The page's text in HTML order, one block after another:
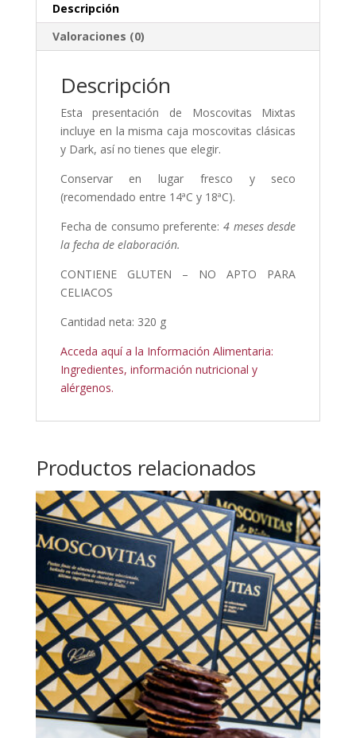
Descripción
Valoraciones (0)
Descripción
Esta presentación de Moscovitas Mixtas
incluye en la misma caja moscovitas clásicas
y Dark, así no tienes que elegir.
Conservar en lugar fresco y seco
(recomendado entre 14ªC y 18ªC).
Fecha de consumo preferente:4 meses desde
la fecha de elaboración.
CONTIENE GLUTEN – NO APTO PARA
CELIACOS
Cantidad neta: 320 g
Acceda aquí a la Información Alimentaria:
Ingredientes, información nutricional y
alérgenos.
Productos relacionados